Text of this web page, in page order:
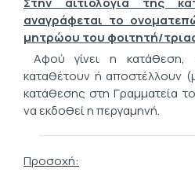
αναγράφεται το
μητρώου του φοιτητή/
Αφού γίνει η κατάθεση,
καταθέτουν ή αποστέλλουν
κατάθεσης στη Γραμματεία
να εκδοθεί η περγαμηνή.
Προσοχή: